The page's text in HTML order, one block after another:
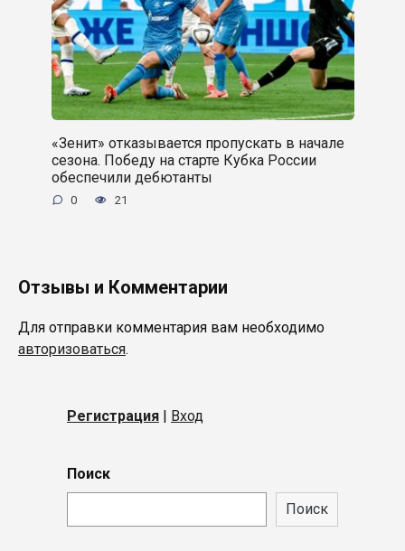
«Зенит» отказывается пропускать в начале
сезона. Победу на старте Кубка России
обеспечили дебютанты
0 21
Отзывы и Комментарии
Для отправки комментария вам необходимо
авторизоваться.
Регистрация | Вход
Поиск
Поиск